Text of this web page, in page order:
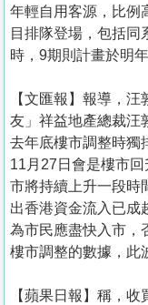
年輕自用客源，比例
目排隊登場，包括同
時，9期則計畫於明
【文匯報】報導，
友」祥益地產總裁汪
去年底樓市調整時獨
11月27日會是樓市
市將持續上升一段時
出香港資金流入已成
為市民應盡快入市，
樓市調整的數據，此
【蘋果日報】稱，